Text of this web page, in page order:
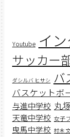
Youtube イ
サッカー
ダシルバ ヒサシ バ
バスケットボ
与進中学校 丸
天竜中学校 女子
曳馬中学校 村木